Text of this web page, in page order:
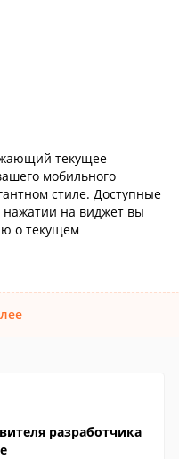
текущее
мобильного
стиле. Доступные
на виджет вы
о текущем
разработчика